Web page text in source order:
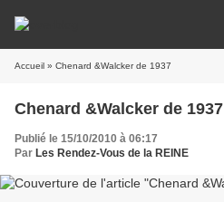
Accueil » Chenard &Walcker de 1937
Chenard &Walcker de 1937
Publié le 15/10/2010 à 06:17
Par Les Rendez-Vous de la REINE